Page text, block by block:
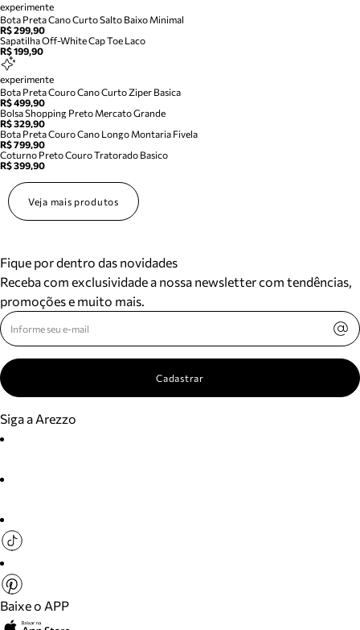
experimente
Bota Preta Cano Curto Salto Baixo Minimal
R$ 299,90
Sapatilha Off-White Cap Toe Laco
R$ 199,90
experimente
Bota Preta Couro Cano Curto Ziper Basica
R$ 499,90
Bolsa Shopping Preto Mercato Grande
R$ 329,90
Bota Preta Couro Cano Longo Montaria Fivela
R$ 799,90
Coturno Preto Couro Tratorado Basico
R$ 399,90
Veja mais produtos
Fique por dentro das novidades
Receba com exclusividade a nossa newsletter com tendências,
promoções e muito mais.
Cadastrar
Siga a Arezzo
Baixe o APP